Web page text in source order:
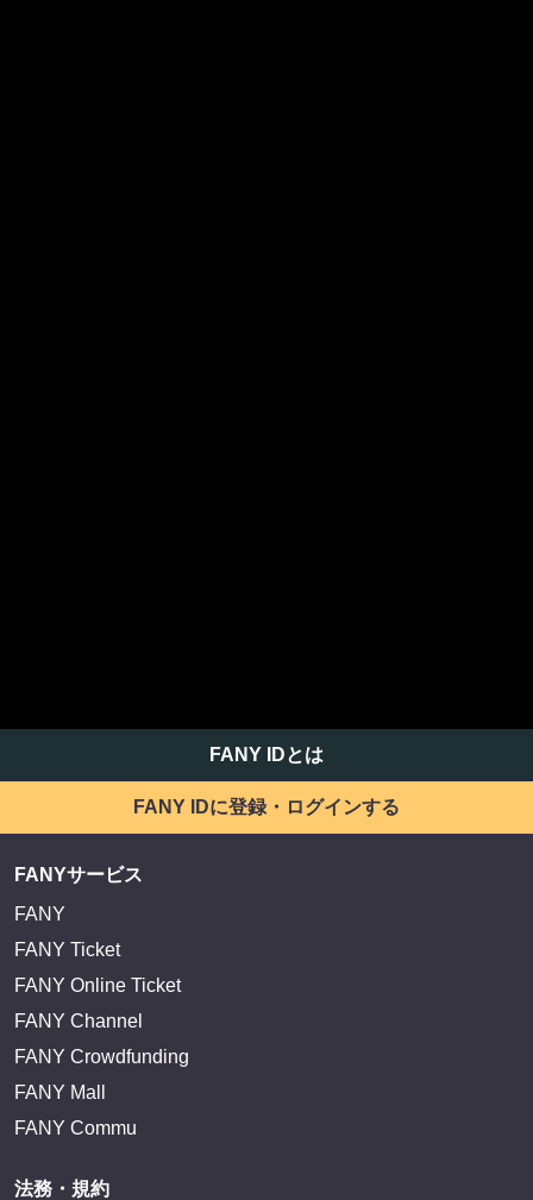
FANY IDとは
FANY IDに登録・ログインする
FANYサービス
FANY
FANY Ticket
FANY Online Ticket
FANY Channel
FANY Crowdfunding
FANY Mall
FANY Commu
法務・規約
当サイトは、お客様の使いやすさ、利用状況の分析のためCookieを利
に同意するか、詳細を確認したい場合は、